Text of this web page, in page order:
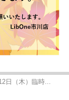
日（木）臨時...